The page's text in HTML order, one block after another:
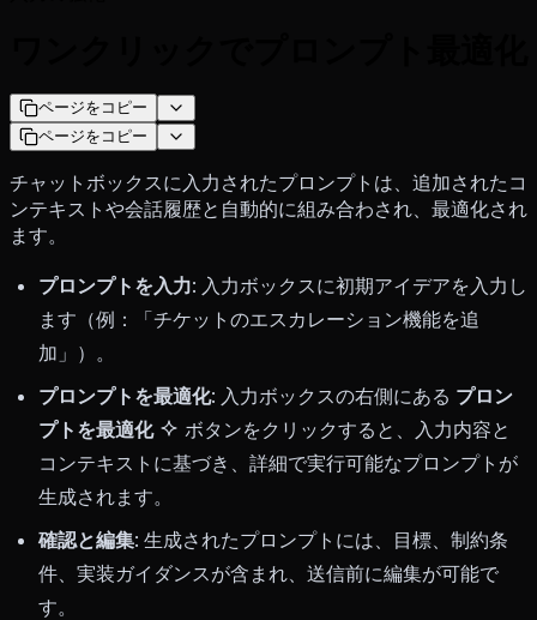
ページをコピー
ページをコピー
チャットボックスに入力されたプロンプトは、追加されたコ
ンテキストや会話履歴と自動的に組み合わされ、最適化され
ます。
プロンプトを入力: 入力ボックスに初期アイデアを入力し
ます（例：「チケットのエスカレーション機能を追
加」）。
プロンプトを最適化: 入力ボックスの右側にある プロン
プトを最適化
ボタンをクリックすると、入力内容と
コンテキストに基づき、詳細で実行可能なプロンプトが
生成されます。
確認と編集: 生成されたプロンプトには、目標、制約条
件、実装ガイダンスが含まれ、送信前に編集が可能で
す。